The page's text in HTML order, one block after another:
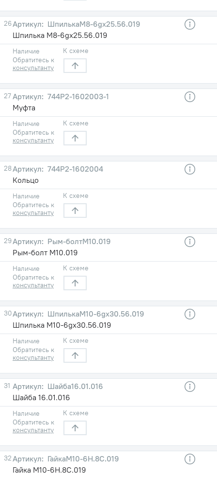
26
ШпилькаМ8-6gх25.56.019
Шпилька М8-6gх25.56.019
Наличие
Обратитесь к
консультанту
К схеме
27
744Р2-1602003-1
Муфта
Наличие
Обратитесь к
консультанту
К схеме
28
744Р2-1602004
Кольцо
Наличие
Обратитесь к
консультанту
К схеме
29
Рым-болтМ10.019
Рым-болт М10.019
Наличие
Обратитесь к
консультанту
К схеме
30
ШпилькаМ10-6gх30.56.019
Шпилька М10-6gх30.56.019
Наличие
Обратитесь к
консультанту
К схеме
31
Шайба16.01.016
Шайба 16.01.016
Наличие
Обратитесь к
консультанту
К схеме
32
ГайкаМ10-6Н.8С.019
Гайка М10-6Н.8С.019